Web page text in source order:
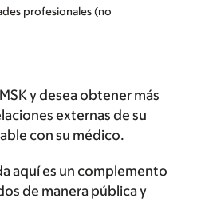
profesionales (no
y desea obtener más
externas de su
con su médico.
aquí es un complemento
de manera pública y